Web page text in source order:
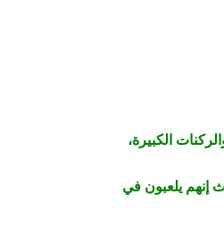
الكبيرة،
إنهم يلعبون في